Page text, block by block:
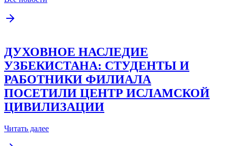
ДУХОВНОЕ НАСЛЕДИЕ
УЗБЕКИСТАНА: СТУДЕНТЫ И
РАБОТНИКИ ФИЛИАЛА
ПОСЕТИЛИ ЦЕНТР ИСЛАМСКОЙ
ЦИВИЛИЗАЦИИ
Читать далее